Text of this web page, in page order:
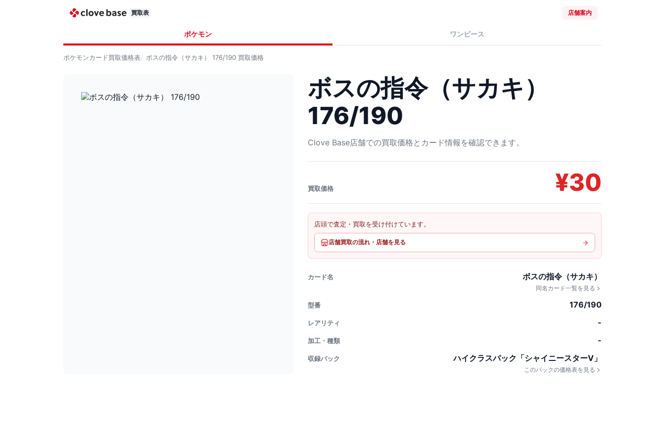
買取表 店舗案内
ポケモン ワンピース
ポケモンカード買取価格表 ボスの指令（サカキ） 176/190 買取価格
ボスの指令（サカキ）
176/190
Clove Base店舗での買取価格とカード情報を確認できます。
買取価格 ¥30
店頭で査定・買取を受け付けています。
店舗買取の流れ・店舗を見る
カード名 ボスの指令（サカキ）
同名カード一覧を見る
型番 176/190
レアリティ -
加工・種類 -
収録パック ハイクラスパック「シャイニースターV」
このパックの価格表を見る